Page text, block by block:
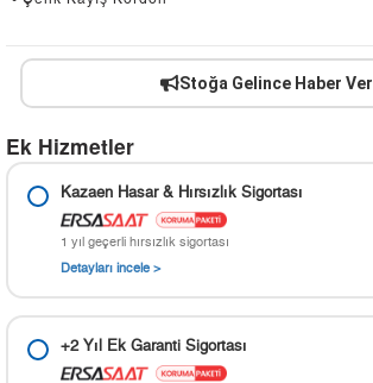
Stoğa Gelince Haber Ver
Ek Hizmetler
Kazaen Hasar & Hırsızlık Sigortası
1 yıl geçerli hırsızlık sigortası
Detayları incele >
+2 Yıl Ek Garanti Sigortası